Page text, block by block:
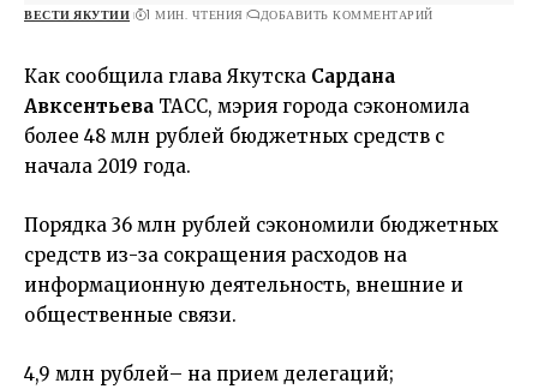
ВЕСТИ ЯКУТИИ 1 МИН. ЧТЕНИЯ ДОБАВИТЬ КОММЕНТАРИЙ
Как сообщила глава Якутска Сардана
Авксентьева ТАСС, мэрия города сэкономила
более 48 млн рублей бюджетных средств с
начала 2019 года.
Порядка 36 млн рублей сэкономили бюджетных
средств из-за сокращения расходов на
информационную деятельность, внешние и
общественные связи.
4,9 млн рублей– на прием делегаций;